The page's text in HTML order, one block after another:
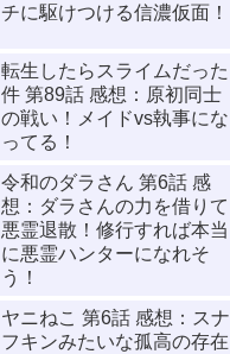
チに駆けつける信濃仮面！
転生したらスライムだった
件 第89話 感想：原初同士
の戦い！メイドvs執事にな
ってる！
令和のダラさん 第6話 感
想：ダラさんの力を借りて
悪霊退散！修行すれば本当
に悪霊ハンターになれそ
う！
ヤニねこ 第6話 感想：スナ
フキンみたいな孤高の存在